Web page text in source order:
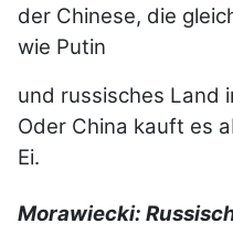
der Chinese, die
wie Putin
und russisches Land
Oder China kauft es
Ei.
Morawiecki: